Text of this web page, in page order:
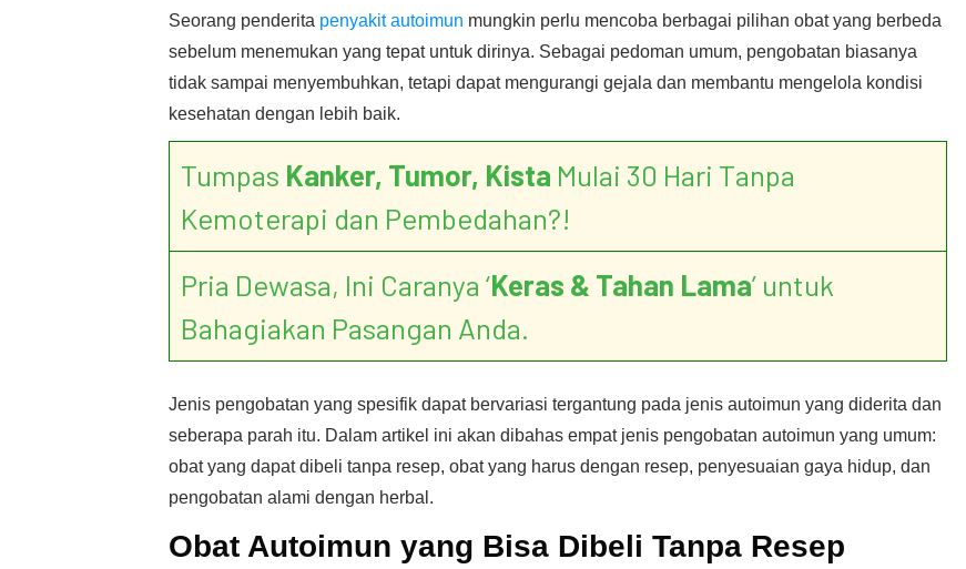
Seorang penderita penyakit autoimun mungkin perlu mencoba berbagai pilihan obat yang berbeda
sebelum menemukan yang tepat untuk dirinya. Sebagai pedoman umum, pengobatan biasanya
tidak sampai menyembuhkan, tetapi dapat mengurangi gejala dan membantu mengelola kondisi
kesehatan dengan lebih baik.
Tumpas Kanker, Tumor, Kista Mulai 30 Hari Tanpa
Kemoterapi dan Pembedahan?!
Pria Dewasa, Ini Caranya ‘Keras & Tahan Lama’ untuk
Bahagiakan Pasangan Anda.
Jenis pengobatan yang spesifik dapat bervariasi tergantung pada jenis autoimun yang diderita dan
seberapa parah itu. Dalam artikel ini akan dibahas empat jenis pengobatan autoimun yang umum:
obat yang dapat dibeli tanpa resep, obat yang harus dengan resep, penyesuaian gaya hidup, dan
pengobatan alami dengan herbal.
Obat Autoimun yang Bisa Dibeli Tanpa Resep